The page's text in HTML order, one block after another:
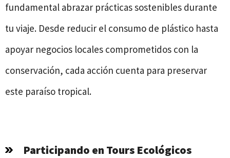
fundamental abrazar prácticas sostenibles durante
tu viaje. Desde reducir el consumo de plástico hasta
apoyar negocios locales comprometidos con la
conservación, cada acción cuenta para preservar
este paraíso tropical.
Participando en Tours Ecológicos